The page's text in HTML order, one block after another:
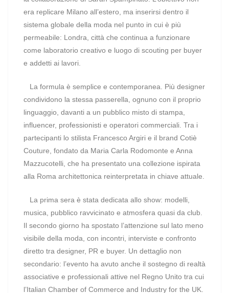
era replicare Milano all’estero, ma inserirsi dentro il
sistema globale della moda nel punto in cui è più
permeabile: Londra, città che continua a funzionare
come laboratorio creativo e luogo di scouting per buyer
e addetti ai lavori.
La formula è semplice e contemporanea. Più designer
condividono la stessa passerella, ognuno con il proprio
linguaggio, davanti a un pubblico misto di stampa,
influencer, professionisti e operatori commerciali. Tra i
partecipanti lo stilista Francesco Argiri e il brand Cotiè
Couture, fondato da Maria Carla Rodomonte e Anna
Mazzucotelli, che ha presentato una collezione ispirata
alla Roma architettonica reinterpretata in chiave attuale.
La prima sera è stata dedicata allo show: modelli,
musica, pubblico ravvicinato e atmosfera quasi da club.
Il secondo giorno ha spostato l’attenzione sul lato meno
visibile della moda, con incontri, interviste e confronto
diretto tra designer, PR e buyer. Un dettaglio non
secondario: l’evento ha avuto anche il sostegno di realtà
associative e professionali attive nel Regno Unito tra cui
l’Italian Chamber of Commerce and Industry for the UK.